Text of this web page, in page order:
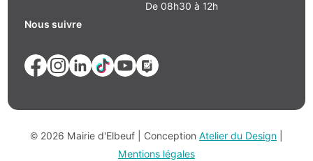
De 08h30 à 12h
Nous suivre
© 2026 Mairie d'Elbeuf | Conception Atelier du Design
Mentions légales